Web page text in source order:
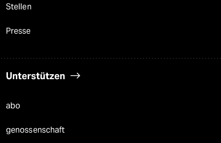
Stellen
Presse
Unterstützen
abo
genossenschaft